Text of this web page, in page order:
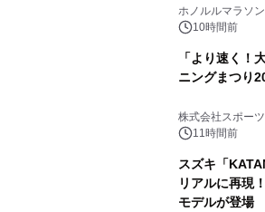
テゴリー「ハ
13.4km)が登場
ホノルルマラソ
10時間前
「より速く！
ニングまつり
株式会社スポー
11時間前
スズキ「
リアルに再現
モデルが登場